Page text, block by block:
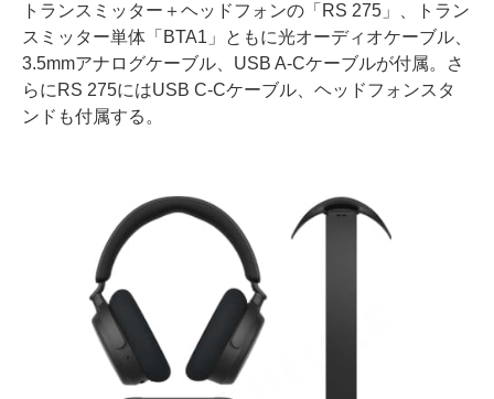
トランスミッター＋ヘッドフォンの「RS 275」、トラン
スミッター単体「BTA1」ともに光オーディオケーブル、
3.5mmアナログケーブル、USB A-Cケーブルが付属。さ
らにRS 275にはUSB C-Cケーブル、ヘッドフォンスタ
ンドも付属する。